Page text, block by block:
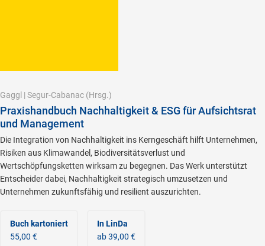
Gaggl | Segur-Cabanac (Hrsg.)
Praxishandbuch Nachhaltigkeit & ESG für Aufsichtsrat
und Management
Die Integration von Nachhaltigkeit ins Kerngeschäft hilft Unternehmen,
Risiken aus Klimawandel, Biodiversitätsverlust und
Wertschöpfungsketten wirksam zu begegnen. Das Werk unterstützt
Entscheider dabei, Nachhaltigkeit strategisch umzusetzen und
Unternehmen zukunftsfähig und resilient auszurichten.
Buch kartoniert
55,00 €
In LinDa
ab 39,00 €